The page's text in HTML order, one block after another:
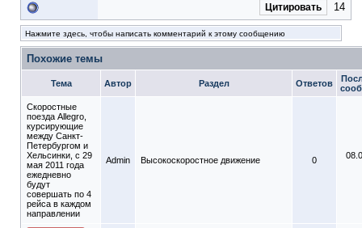
Цитировать 14
Нажмите здесь, чтобы написать комментарий к этому сообщению
Похожие темы
Тема Автор Раздел Ответов
Скоростные
поезда Allegro,
курсирующие
между Санкт-
Петербургом и
Хельсинки, с 29
мая 2011 года
ежедневно
будут
совершать по 4
рейса в каждом
направлении
Admin Высокоскоростное движение 0